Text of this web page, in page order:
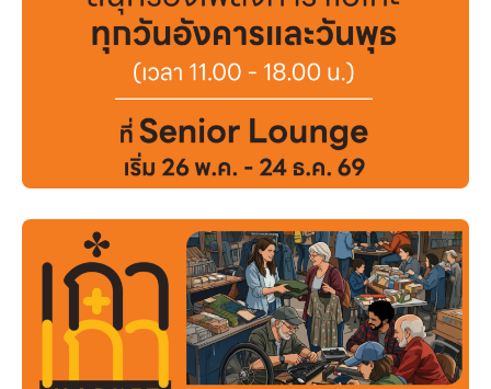
ข้อเสนอพิเศษ
บริการ
เพื่อสังคม
ฟิวเจอร์ซิตี้
เกี่ยวกับเรา
ผู้เช่าพื้นที่